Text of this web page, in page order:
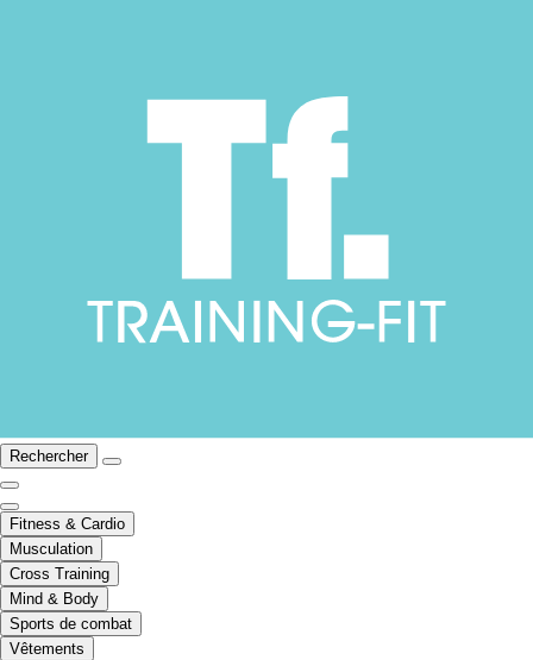
Rechercher
Fitness & Cardio
Musculation
Cross Training
Mind & Body
Sports de combat
Vêtements